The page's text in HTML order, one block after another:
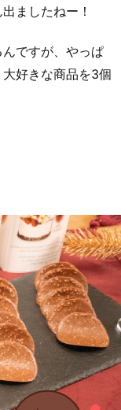
ましたねー！
ですが、やっぱ
好きな商品を3個